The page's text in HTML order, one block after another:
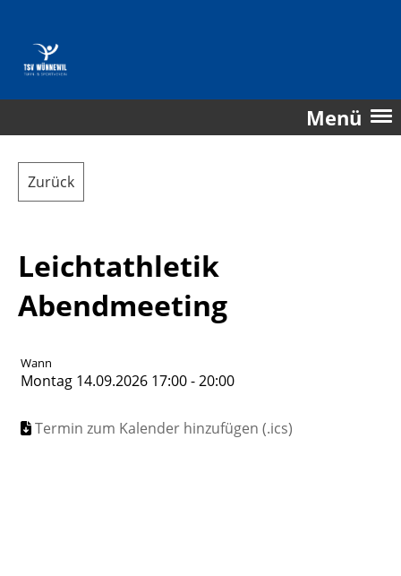
Menü
Zurück
Leichtathletik
Abendmeeting
Wann
Montag 14.09.2026 17:00 - 20:00
Termin zum Kalender hinzufügen (.ics)